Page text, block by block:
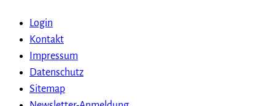
Login
Kontakt
Impressum
Datenschutz
Sitemap